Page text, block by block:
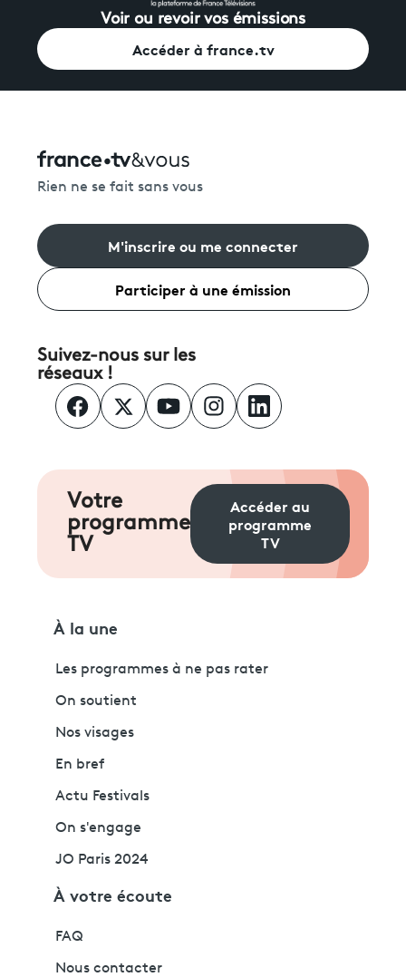
Voir ou revoir vos émissions
Accéder à france.tv
Rien ne se fait sans vous
M'inscrire ou me connecter
Participer à une émission
Suivez-nous sur les
réseaux !
Votre
programme
TV
Accéder au
programme
TV
À la une
Les programmes à ne pas rater
On soutient
Nos visages
En bref
Actu Festivals
On s'engage
JO Paris 2024
À votre écoute
FAQ
Nous contacter